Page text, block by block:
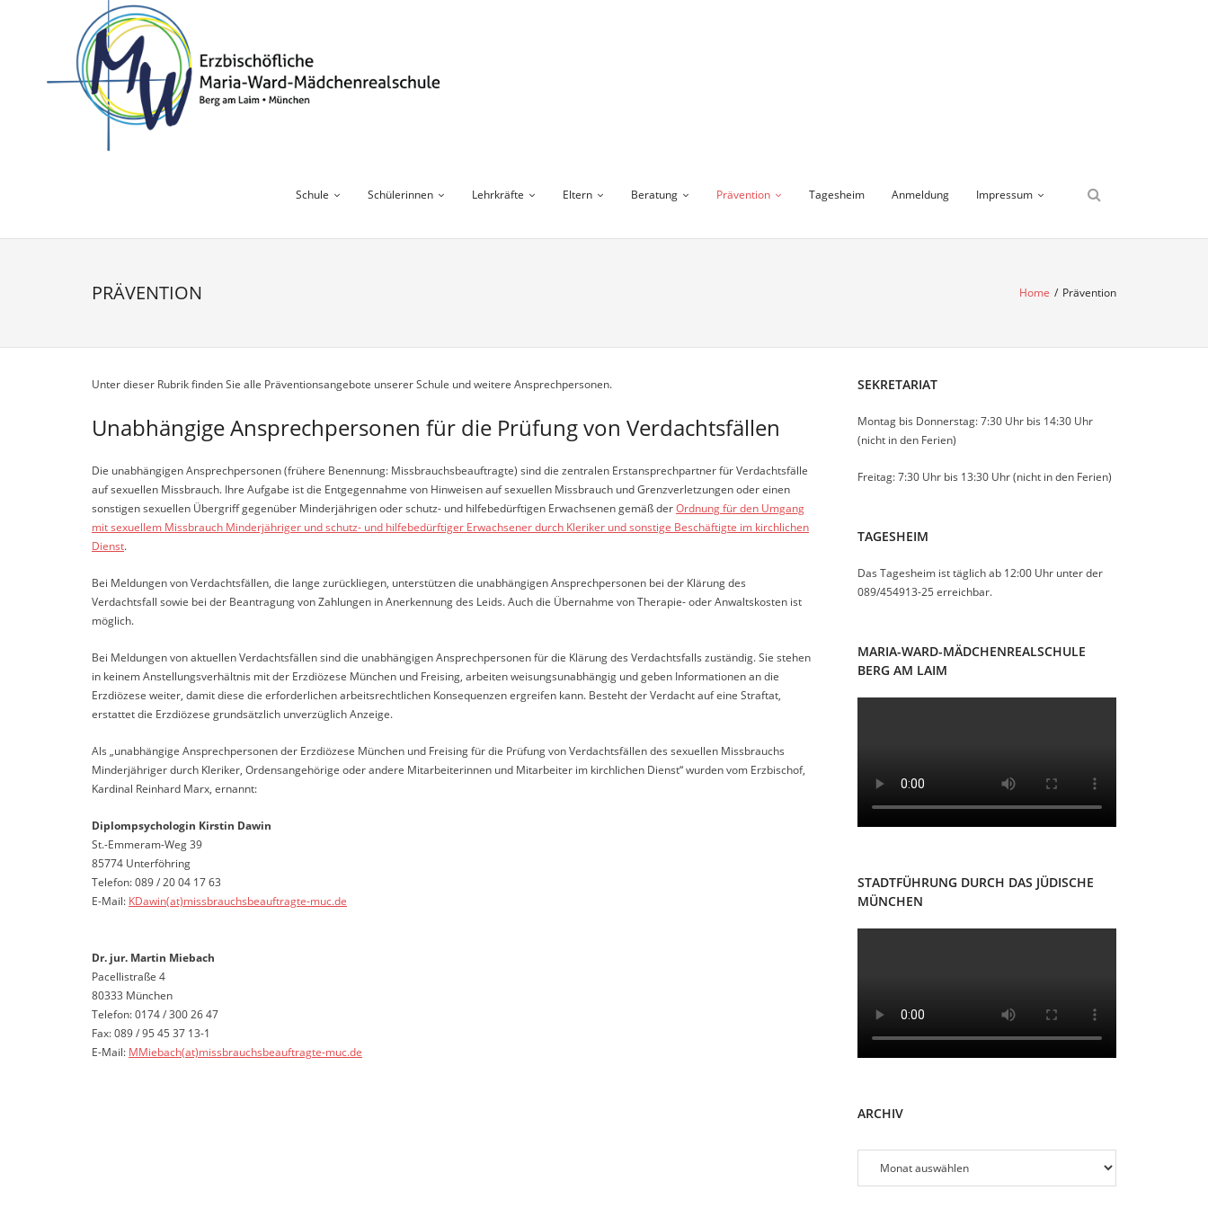
Schule Schülerinnen Lehrkräfte Eltern Beratung Prävention Tagesheim Anmeldung Impressum
PRÄVENTION Home / Prävention
Unter dieser Rubrik finden Sie alle Präventionsangebote unserer Schule und weitere Ansprechpersonen.
Unabhängige Ansprechpersonen für die Prüfung von Verdachtsfällen
Die unabhängigen Ansprechpersonen (frühere Benennung: Missbrauchsbeauftragte) sind die zentralen Erstansprechpartner für Verdachtsfälle
auf sexuellen Missbrauch. Ihre Aufgabe ist die Entgegennahme von Hinweisen auf sexuellen Missbrauch und Grenzverletzungen oder einen
sonstigen sexuellen Übergriff gegenüber Minderjährigen oder schutz- und hilfebedürftigen Erwachsenen gemäß derOrdnung für den Umgang
mit sexuellem Missbrauch Minderjähriger und schutz- und hilfebedürftiger Erwachsener durch Kleriker und sonstige Beschäftigte im kirchlichen
Dienst.
Bei Meldungen von Verdachtsfällen, die lange zurückliegen, unterstützen die unabhängigen Ansprechpersonen bei der Klärung des
Verdachtsfall sowie bei der Beantragung von Zahlungen in Anerkennung des Leids. Auch die Übernahme von Therapie- oder Anwaltskosten ist
möglich.
Bei Meldungen von aktuellen Verdachtsfällen sind die unabhängigen Ansprechpersonen für die Klärung des Verdachtsfalls zuständig. Sie stehen
in keinem Anstellungsverhältnis mit der Erzdiözese München und Freising, arbeiten weisungsunabhängig und geben Informationen an die
Erzdiözese weiter, damit diese die erforderlichen arbeitsrechtlichen Konsequenzen ergreifen kann. Besteht der Verdacht auf eine Straftat,
erstattet die Erzdiözese grundsätzlich unverzüglich Anzeige.
Als „unabhängige Ansprechpersonen der Erzdiözese München und Freising für die Prüfung von Verdachtsfällen des sexuellen Missbrauchs
Minderjähriger durch Kleriker, Ordensangehörige oder andere Mitarbeiterinnen und Mitarbeiter im kirchlichen Dienst“ wurden vom Erzbischof,
Kardinal Reinhard Marx, ernannt:
Diplompsychologin Kirstin Dawin
St.-Emmeram-Weg 39
85774 Unterföhring
Telefon: 089 / 20 04 17 63
E-Mail: KDawin(at)missbrauchsbeauftragte-muc.de
Dr. jur. Martin Miebach
Pacellistraße 4
80333 München
Telefon: 0174 / 300 26 47
Fax: 089 / 95 45 37 13-1
E-Mail: MMiebach(at)missbrauchsbeauftragte-muc.de
SEKRETARIAT
Montag bis Donnerstag: 7:30 Uhr bis 14:30 Uhr
(nicht in den Ferien)
Freitag: 7:30 Uhr bis 13:30 Uhr (nicht in den Ferien)
TAGESHEIM
Das Tagesheim ist täglich ab 12:00 Uhr unter der
089/454913-25 erreichbar.
MARIA-WARD-MÄDCHENREALSCHULE
BERG AM LAIM
STADTFÜHRUNG DURCH DAS JÜDISCHE
MÜNCHEN
ARCHIVArchiv